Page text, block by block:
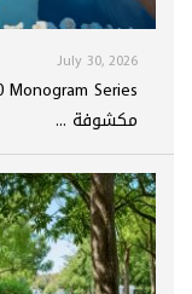
July 30, 2026
مكشوفة ...